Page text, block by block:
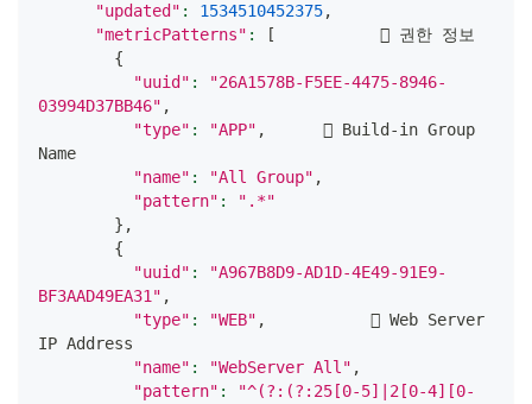
"updated" : 1534510452375,
"metricPatterns" : [
            권한 정보
{
"uuid" :
"26A1578B-F5EE-4475-8946-
03994D37BB46" ,
"type" : "APP" ,       Build-in Group
Name
"name" : "All Group" ,
"pattern" :
".*"
} ,
{
"uuid" :
"A967B8D9-AD1D-4E49-91E9-
BF3AAD49EA31" ,
"type" : "WEB" ,            Web Server
IP Address
"name" : "WebServer All" ,
"pattern" :
"^(?:(?:25[0-5]|2[0-4][0-